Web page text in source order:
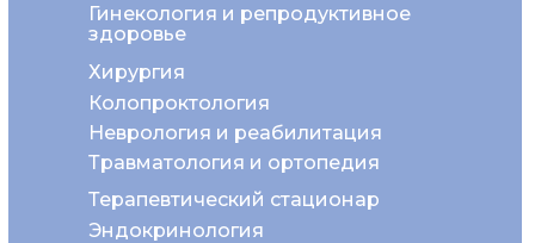
Неврология и реабилитация
Колопроктология
Хирургия
Гинекология и репродуктивное
здоровье
Травматология и ортопедия
Эндокринология
Терапевтический стационар